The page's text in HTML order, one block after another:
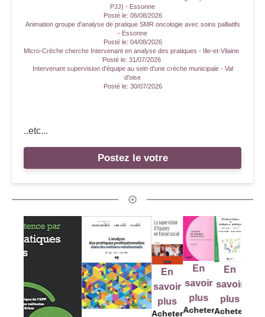
PJJ) - Essonne
Posté le: 06/08/2026
Animation groupe d'analyse de pratique SMR oncologie avec soins palliatifs
- Essonne
Posté le: 04/08/2026
Micro-Crèche cherche Intervenant en analyse des pratiques - Ille-et-Vilaine
Posté le: 31/07/2026
Intervenant supervision d'équipe au sein d'une crèche municipale - Val
d'oise
Posté le: 30/07/2026
..etc...
Postez le votre
En
savoir
plus
En
savoir
plus
Acheter
En
savoir
plus
Acheter
En
savoir
plus
Acheter